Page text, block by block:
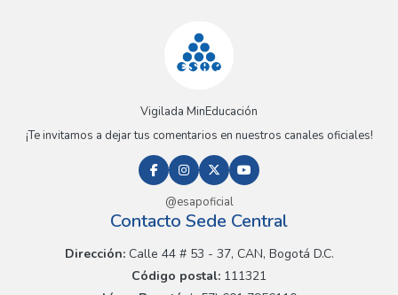
Vigilada MinEducación
¡Te invitamos a dejar tus comentarios en nuestros canales oficiales!
@esapoficial
Contacto Sede Central
Dirección:Calle 44 # 53 - 37, CAN, Bogotá D.C.
Código postal: 111321